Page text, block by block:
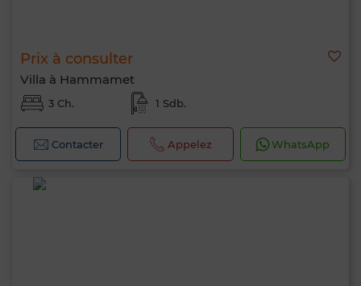
Prix à consulter
Villa à Hammamet
3 Ch. 1 Sdb.
Contacter Appelez WhatsApp